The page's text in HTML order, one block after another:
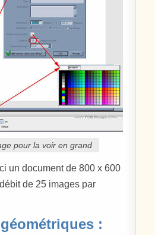
pour la voir en grand
un document de 800 x 600
de 25 images par
: